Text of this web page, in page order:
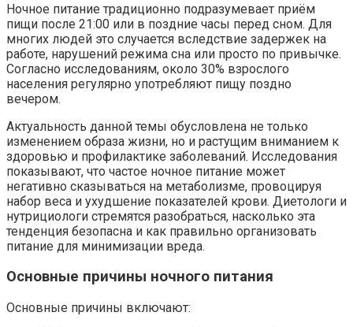
Ночное питание традиционно подразумевает приём
пищи после 21:00 или в поздние часы перед сном. Для
многих людей это случается вследствие задержек на
работе, нарушений режима сна или просто по привычке.
Согласно исследованиям, около 30% взрослого
населения регулярно употребляют пищу поздно
вечером.
Актуальность данной темы обусловлена не только
изменением образа жизни, но и растущим вниманием к
здоровью и профилактике заболеваний. Исследования
показывают, что частое ночное питание может
негативно сказываться на метаболизме, провоцируя
набор веса и ухудшение показателей крови. Диетологи и
нутрициологи стремятся разобраться, насколько эта
тенденция безопасна и как правильно организовать
питание для минимизации вреда.
Основные причины ночного питания
Основные причины включают: